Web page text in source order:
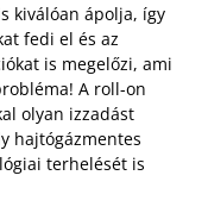
kiválóan ápolja, így
fedi el és az
is megelőzi, ami
A roll-on
olyan izzadást
hajtógázmentes
terhelését is